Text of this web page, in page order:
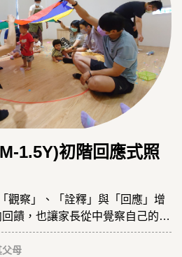
1.5Y)初階回應式照
觀察」、「詮釋」與「回應」增
饋，也讓家長從中覺察自己的需
父母